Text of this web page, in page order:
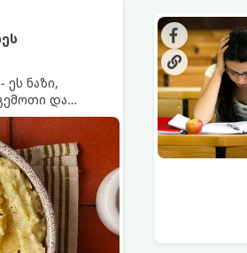
ნაზი,
და
მომზადება
რამდენიმე
რომ